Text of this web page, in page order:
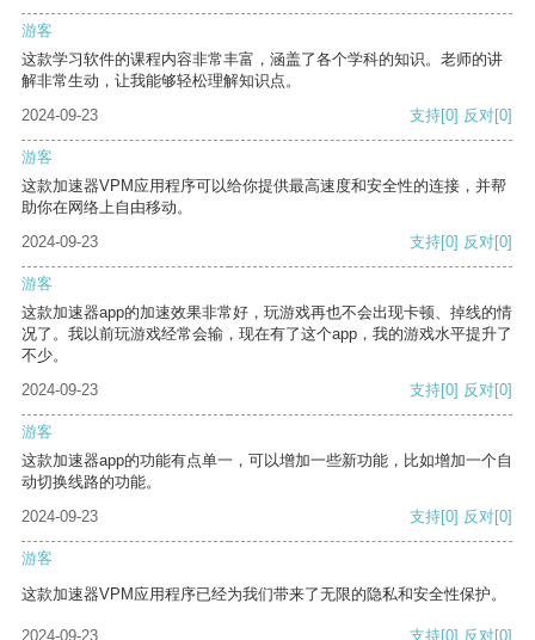
游客
这款学习软件的课程内容非常丰富，涵盖了各个学科的知识。老师的讲
解非常生动，让我能够轻松理解知识点。
2024-09-23
支持[0] 反对[0]
游客
这款加速器VPM应用程序可以给你提供最高速度和安全性的连接，并帮
助你在网络上自由移动。
2024-09-23
支持[0] 反对[0]
游客
这款加速器app的加速效果非常好，玩游戏再也不会出现卡顿、掉线的情
况了。我以前玩游戏经常会输，现在有了这个app，我的游戏水平提升了
不少。
2024-09-23
支持[0] 反对[0]
游客
这款加速器app的功能有点单一，可以增加一些新功能，比如增加一个自
动切换线路的功能。
2024-09-23
支持[0] 反对[0]
游客
这款加速器VPM应用程序已经为我们带来了无限的隐私和安全性保护。
2024-09-23 支持[0] 反对[0]